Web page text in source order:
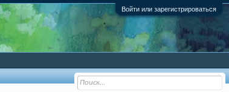
Войти или зарегистрироваться